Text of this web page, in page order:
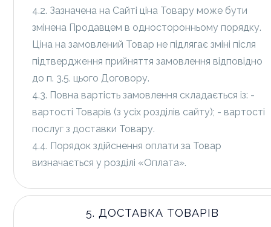
4.2. Зазначена на Сайті ціна Товару може бути
змінена Продавцем в односторонньому порядку.
Ціна на замовлений Товар не підлягає зміні після
підтвердження прийняття замовлення відповідно
до п. 3.5. цього Договору.
4.3. Повна вартість замовлення складається із: -
вартості Товарів (з усіх розділів сайту); - вартості
послуг з доставки Товару.
4.4. Порядок здійснення оплати за Товар
визначається у розділі «Оплата».
5. ДОСТАВКА ТОВАРІВ